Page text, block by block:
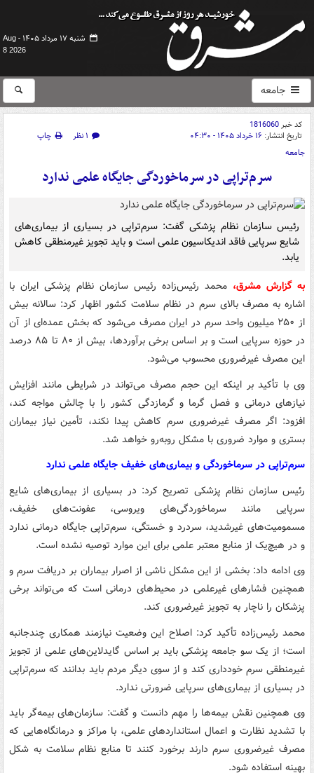
شنبه ۱۷ مرداد ۱۴۰۵ -
Aug
8 2026
جامعه
کد خبر1816060
تاریخ انتشار: ۱۶ خرداد ۱۴۰۵ - ۰۴:۳۰ ۱ نظر
چاپ
جامعه
سرم‌تراپی در سرماخوردگی جایگاه علمی ندارد
رئیس سازمان نظام پزشکی گفت: سرم‌تراپی در بسیاری از بیماری‌های
شایع سرپایی فاقد اندیکاسیون علمی است و باید تجویز غیرمنطقی کاهش
یابد.
به گزارش مشرق، محمد رئیس‌زاده رئیس سازمان نظام پزشکی ایران با
اشاره به مصرف بالای سرم در نظام سلامت کشور اظهار کرد: سالانه بیش
از ۲۵۰ میلیون واحد سرم در ایران مصرف می‌شود که بخش عمده‌ای از آن
در حوزه سرپایی است و بر اساس برخی برآوردها، بیش از ۸۰ تا ۸۵ درصد
این مصرف غیرضروری محسوب می‌شود.
وی با تأکید بر اینکه این حجم مصرف می‌تواند در شرایطی مانند افزایش
نیازهای درمانی و فصل گرما و گرمازدگی کشور را با چالش مواجه کند،
افزود: اگر مصرف غیرضروری سرم کاهش پیدا نکند، تأمین نیاز بیماران
بستری و موارد ضروری با مشکل روبه‌رو خواهد شد.
سرم‌تراپی در سرماخوردگی و بیماری‌های خفیف جایگاه علمی ندارد
رئیس سازمان نظام پزشکی تصریح کرد: در بسیاری از بیماری‌های شایع
سرپایی مانند سرماخوردگی‌های ویروسی، عفونت‌های خفیف،
مسمومیت‌های غیرشدید، سردرد و خستگی، سرم‌تراپی جایگاه درمانی ندارد
و در هیچ‌یک از منابع معتبر علمی برای این موارد توصیه نشده است.
وی ادامه داد: بخشی از این مشکل ناشی از اصرار بیماران بر دریافت سرم و
همچنین فشارهای غیرعلمی در محیط‌های درمانی است که می‌تواند برخی
پزشکان را ناچار به تجویز غیرضروری کند.
محمد رئیس‌زاده تأکید کرد: اصلاح این وضعیت نیازمند همکاری چندجانبه
است؛ از یک سو جامعه پزشکی باید بر اساس گایدلاین‌های علمی از تجویز
غیرمنطقی سرم خودداری کند و از سوی دیگر مردم باید بدانند که سرم‌تراپی
در بسیاری از بیماری‌های سرپایی ضرورتی ندارد.
وی همچنین نقش بیمه‌ها را مهم دانست و گفت: سازمان‌های بیمه‌گر باید
با تشدید نظارت و اعمال استانداردهای علمی، با مراکز و درمانگاه‌هایی که
مصرف غیرضروری سرم دارند برخورد کنند تا منابع نظام سلامت به شکل
بهینه استفاده شود.